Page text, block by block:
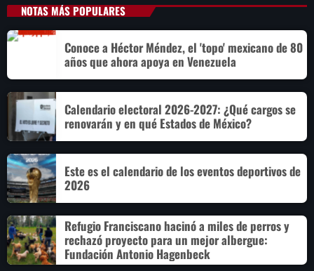
NOTAS MÁS POPULARES
Conoce a Héctor Méndez, el 'topo' mexicano de 80
años que ahora apoya en Venezuela
Calendario electoral 2026-2027: ¿Qué cargos se
renovarán y en qué Estados de México?
Este es el calendario de los eventos deportivos de
2026
Refugio Franciscano hacinó a miles de perros y
rechazó proyecto para un mejor albergue:
Fundación Antonio Hagenbeck